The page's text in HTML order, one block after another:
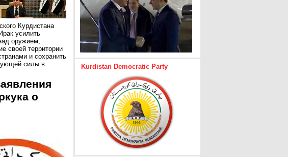
Курдистана
усилить
оружием,
своей территории
и сохранить
силы в
о
Kurdistan Democratic Party